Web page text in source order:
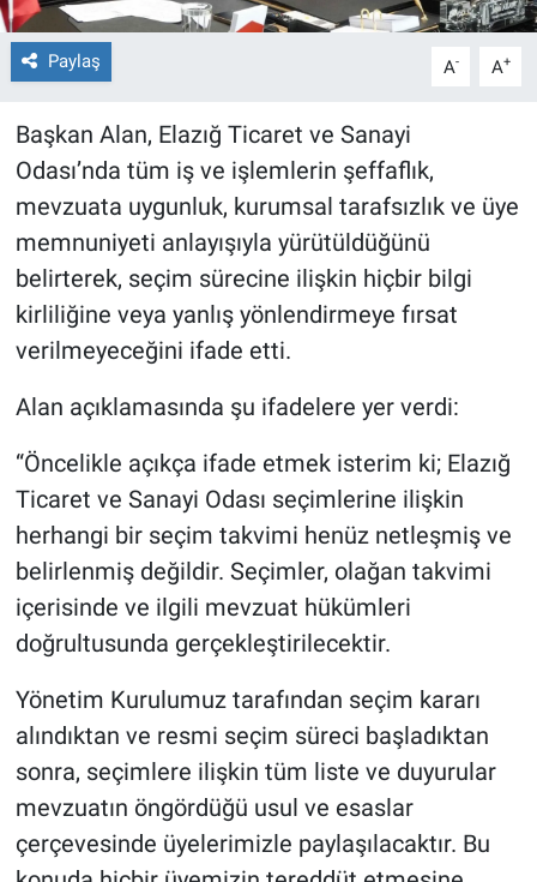
Paylaş A- A+
Başkan Alan, Elazığ Ticaret ve Sanayi
Odası’nda tüm iş ve işlemlerin şeffaflık,
mevzuata uygunluk, kurumsal tarafsızlık ve üye
memnuniyeti anlayışıyla yürütüldüğünü
belirterek, seçim sürecine ilişkin hiçbir bilgi
kirliliğine veya yanlış yönlendirmeye fırsat
verilmeyeceğini ifade etti.
Alan açıklamasında şu ifadelere yer verdi:
“Öncelikle açıkça ifade etmek isterim ki; Elazığ
Ticaret ve Sanayi Odası seçimlerine ilişkin
herhangi bir seçim takvimi henüz netleşmiş ve
belirlenmiş değildir. Seçimler, olağan takvimi
içerisinde ve ilgili mevzuat hükümleri
doğrultusunda gerçekleştirilecektir.
Yönetim Kurulumuz tarafından seçim kararı
alındıktan ve resmi seçim süreci başladıktan
sonra, seçimlere ilişkin tüm liste ve duyurular
mevzuatın öngördüğü usul ve esaslar
çerçevesinde üyelerimizle paylaşılacaktır. Bu